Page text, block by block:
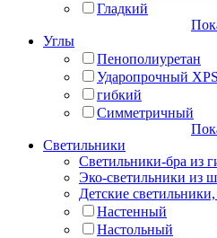
Гладкий
Углы
Пенополиуретан
Ударопрочный XPS
гибкий
Симметричный
Светильники
Светильники-бра из
Эко-светильники из
Детские
Настенный
Настольный